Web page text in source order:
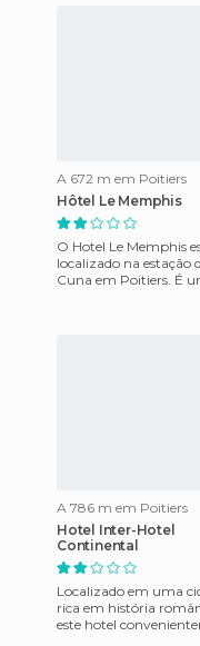
A 672 m em Poitiers
Hôtel Le Memphis
O Hotel Le Memphis
localizado na estação
Cuna em Poitiers. É um
A 786 m em Poitiers
Hotel Inter-Hotel
Continental
Localizado em uma
rica em história
este hotel